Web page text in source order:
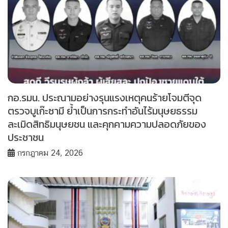
กอ.รมน. ประณามอย่างรุนแรงเหตุคนร้ายโจมตีจุด
ตรวจบูเก๊ะซามี ย้ำเป็นการกระทำอันไร้มนุษยธรรม
ละเมิดสิทธิมนุษยชน และคุกคามความปลอดภัยของ
ประชาชน
กรกฎาคม 24, 2026